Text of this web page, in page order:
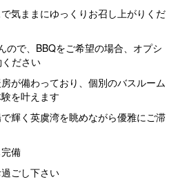
気ままにゆっくりお召し上がりくだ
ので、BBQをご希望の場合、オプシ
ださい
が備わっており、個別のバスルーム
を叶えます
輝く英虞湾を眺めながら優雅にご滞
備
ごし下さい